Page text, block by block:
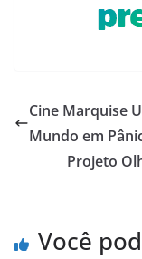
Cine Marquise
Mundo em
Projeto
Você